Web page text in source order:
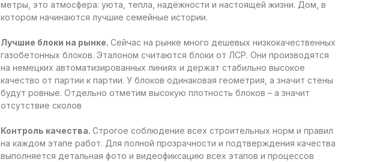
метры, это атмосфера: уюта, тепла, надёжности и настоящей жизни. Дом, в
котором начинаются лучшие семейные истории.
Лучшие блоки на рынке. Сейчас на рынке много дешевых низкокачественных
газобетонных блоков. Эталоном считаются блоки от ЛСР. Они производятся
на немецких автоматизированных линиях и держат стабильно высокое
качество от партии к партии. У блоков одинаковая геометрия, а значит стены
будут ровные. Отдельно отметим высокую плотность блоков – а значит
отсутствие сколов
Контроль качества. Строгое соблюдение всех строительных норм и правил
на каждом этапе работ. Для полной прозрачности и подтверждения качества
выполняется детальная фото и видеофиксацию всех этапов и процессов